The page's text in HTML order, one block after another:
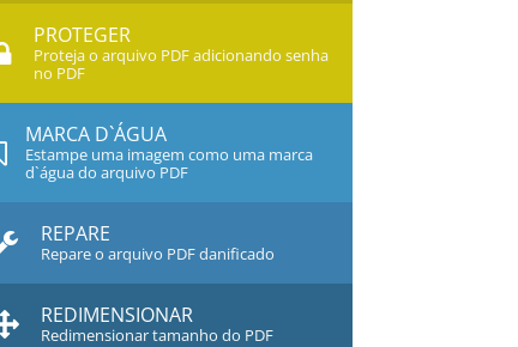
PROTEGER
Proteja o arquivo PDF adicionando senha
no PDF
MARCA D`ÁGUA
Estampe uma imagem como uma marca
d`água do arquivo PDF
REPARE
Repare o arquivo PDF danificado
REDIMENSIONAR
Redimensionar tamanho do PDF